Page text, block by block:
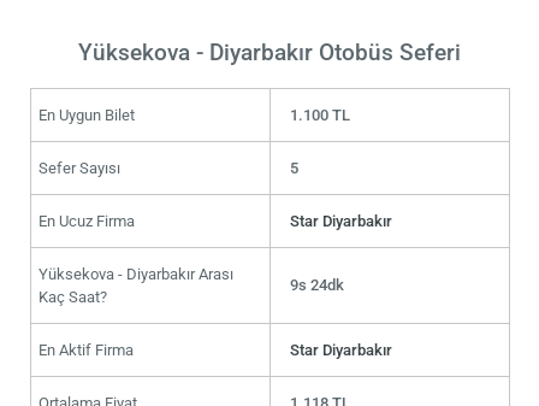
Yüksekova - Diyarbakır Otobüs Seferi
En Uygun Bilet 1.100 TL
Sefer Sayısı 5
En Ucuz Firma Star Diyarbakır
Yüksekova - Diyarbakır Arası
Kaç Saat?
9s 24dk
En Aktif Firma Star Diyarbakır